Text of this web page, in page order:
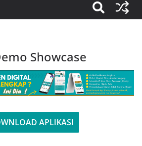
Showcase
APLIKASI